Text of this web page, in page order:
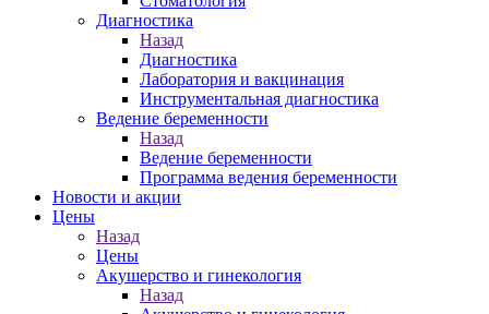
Диагностика
Назад
Диагностика
Лаборатория и вакцинация
Инструментальная диагностика
Ведение беременности
Назад
Ведение беременности
Программа ведения беременности
Новости и акции
Цены
Назад
Цены
Акушерство и гинекология
Назад